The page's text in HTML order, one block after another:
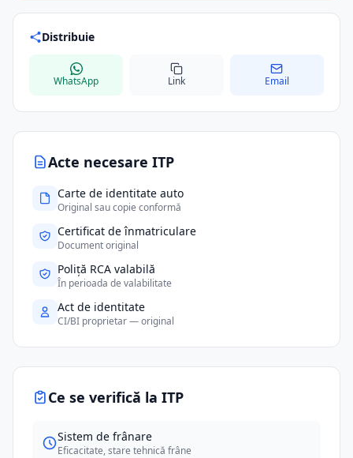
Acte necesare ITP
Carte de identitate auto
Original sau copie conformă
Certificat de înmatriculare
Document original
Poliță RCA valabilă
În perioada de valabilitate
Act de identitate
CI/BI proprietar — original
Ce se verifică la ITP
Sistem de frânare
Eficacitate, stare tehnică frâne
Distribuie
WhatsApp Link Email